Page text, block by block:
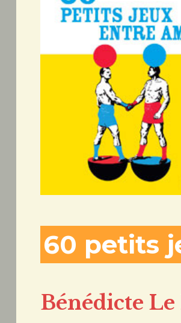
60 petits
Bénédicte